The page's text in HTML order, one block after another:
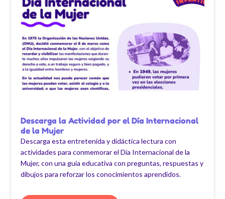
Descarga la Actividad por el Día Internacional
de la Mujer
Descarga esta entretenida y didáctica lectura con
actividades para conmemorar el Día Internacional de la
Mujer, con una guía educativa con preguntas, respuestas y
dibujos para reforzar los conocimientos aprendidos.